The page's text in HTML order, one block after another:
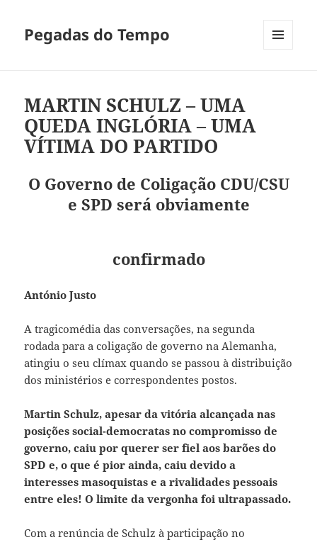
Pegadas do Tempo
MARTIN SCHULZ – UMA
QUEDA INGLÓRIA – UMA
VÍTIMA DO PARTIDO
O Governo de Coligação CDU/CSU
e SPD será obviamente
confirmado
António Justo
A tragicomédia das conversações, na segunda
rodada para a coligação de governo na Alemanha,
atingiu o seu clímax quando se passou à distribuição
dos ministérios e correspondentes postos.
Martin Schulz, apesar da vitória alcançada nas
posições social-democratas no compromisso de
governo, caiu por querer ser fiel aos barões do
SPD e, o que é pior ainda, caiu devido a
interesses masoquistas e a rivalidades pessoais
entre eles! O limite da vergonha foi ultrapassado.
Com a renúncia de Schulz à participação no